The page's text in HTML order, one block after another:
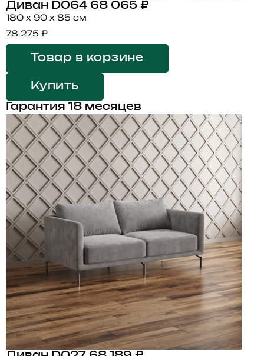
Диван D064 68 065 ₽
180 x 90 x 85 см
78 275 ₽
Товар в корзине
Купить
Гарантия 18 месяцев